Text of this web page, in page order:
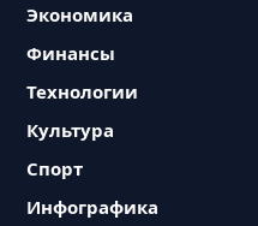
Экономика
Финансы
Технологии
Культура
Спорт
Инфографика